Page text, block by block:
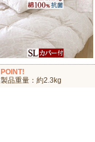
POINT!
製品重量：約2.3kg